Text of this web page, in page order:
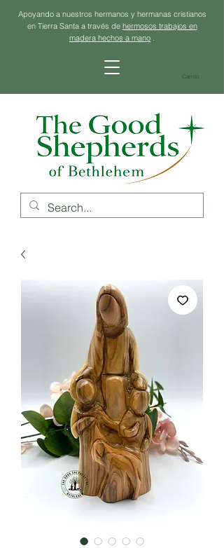
Apoyando a nuestros hermanos y hermanas cristianos
en Tierra Santa a través de hermosos trabajos en
madera hechos a mano .
Carrito